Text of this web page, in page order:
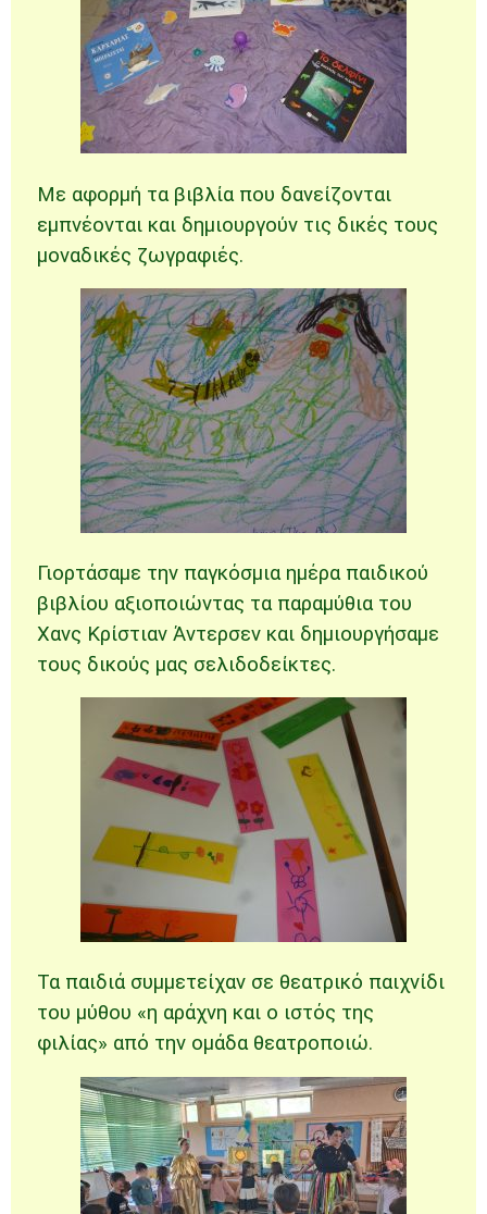
Με αφορμή τα βιβλία που δανείζονται
εμπνέονται και δημιουργούν τις δικές τους
μοναδικές ζωγραφιές.
Γιορτάσαμε την παγκόσμια ημέρα παιδικού
βιβλίου αξιοποιώντας τα παραμύθια του
Χανς Κρίστιαν Άντερσεν και δημιουργήσαμε
τους δικούς μας σελιδοδείκτες.
Τα παιδιά συμμετείχαν σε θεατρικό παιχνίδι
του μύθου «η αράχνη και ο ιστός της
φιλίας» από την ομάδα θεατροποιώ.